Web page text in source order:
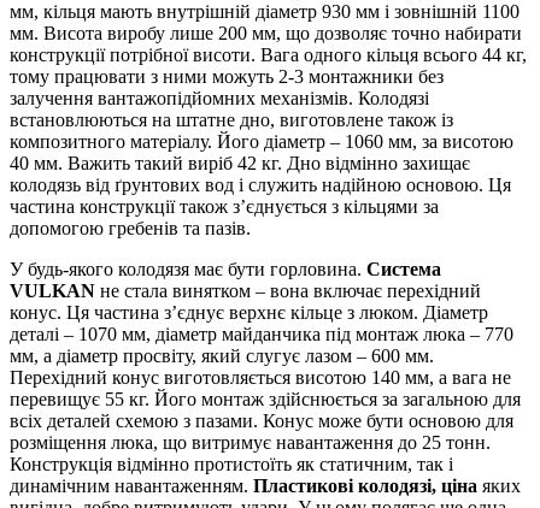
мм, кільця мають внутрішній діаметр 930 мм і зовнішній 1100
мм. Висота виробу лише 200 мм, що дозволяє точно набирати
конструкції потрібної висоти. Вага одного кільця всього 44 кг,
тому працювати з ними можуть 2-3 монтажники без
залучення вантажопідйомних механізмів. Колодязі
встановлюються на штатне дно, виготовлене також із
композитного матеріалу. Його діаметр – 1060 мм, за висотою
40 мм. Важить такий виріб 42 кг. Дно відмінно захищає
колодязь від ґрунтових вод і служить надійною основою. Ця
частина конструкції також з’єднується з кільцями за
допомогою гребенів та пазів.
У будь-якого колодязя має бути горловина. Система
VULKAN не стала винятком – вона включає перехідний
конус. Ця частина з’єднує верхнє кільце з люком. Діаметр
деталі – 1070 мм, діаметр майданчика під монтаж люка – 770
мм, а діаметр просвіту, який слугує лазом – 600 мм.
Перехідний конус виготовляється висотою 140 мм, а вага не
перевищує 55 кг. Його монтаж здійснюється за загальною для
всіх деталей схемою з пазами. Конус може бути основою для
розміщення люка, що витримує навантаження до 25 тонн.
Конструкція відмінно протистоїть як статичним, так і
динамічним навантаженням. Пластикові колодязі, ціна яких